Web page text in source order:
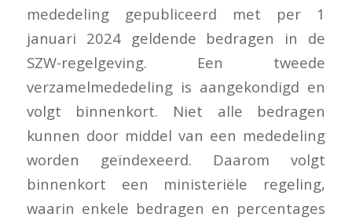
mededeling gepubliceerd met per 1
januari 2024 geldende bedragen in de
SZW-regelgeving. Een tweede
verzamelmededeling is aangekondigd en
volgt binnenkort. Niet alle bedragen
kunnen door middel van een mededeling
worden geïndexeerd. Daarom volgt
binnenkort een ministeriële regeling,
waarin enkele bedragen en percentages